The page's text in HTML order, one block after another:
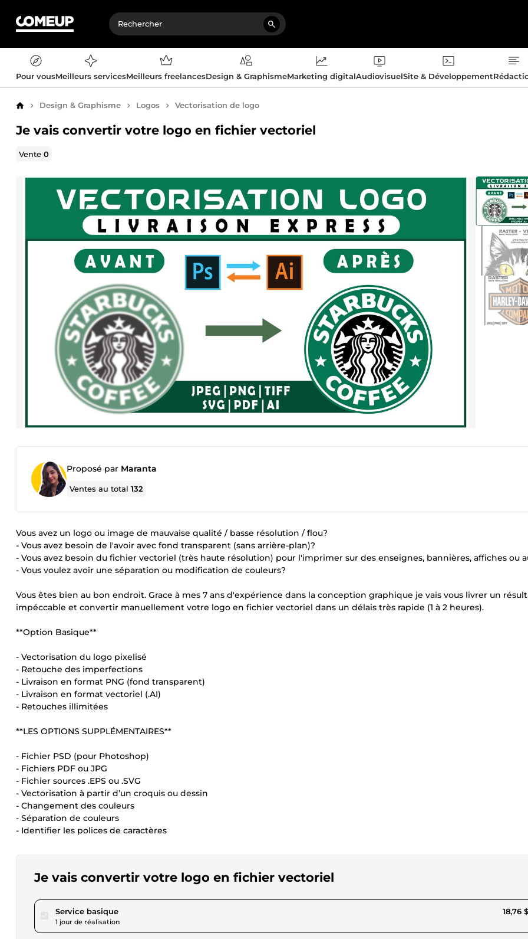
Pour vousMeilleurs servicesMeilleurs freelancesDesign & GraphismeMarketing digitalAudiovisuelSite & Développement
AccueilDesign & Graphisme Logos Vectorisation de logo
Je vais convertir votre logo en fichier vectoriel
Vente0
Proposé par Maranta
Ventes au total132
Vous avez un logo ou image de mauvaise qualité / basse résolution / flou?
- Vous avez besoin de l'avoir avec fond transparent (sans arrière-plan)?
- Vous avez besoin du fichier vectoriel (très haute résolution) pour l'imprimer sur des enseignes, bannières, affiches ou
- Vous voulez avoir une séparation ou modification de couleurs?
Vous êtes bien au bon endroit. Grace à mes 7 ans d'expérience dans la conception graphique je vais vous livrer un
impéccable et convertir manuellement votre logo en fichier vectoriel dans un délais très rapide (1 à 2 heures).
**Option Basique**
- Vectorisation du logo pixelisé
- Retouche des imperfections
- Livraison en format PNG (fond transparent)
- Livraison en format vectoriel (.AI)
- Retouches illimitées
**LES OPTIONS SUPPLÉMENTAIRES**
- Fichier PSD (pour Photoshop)
- Fichiers PDF ou JPG
- Fichier sources .EPS ou .SVG
- Vectorisation à partir d’un croquis ou dessin
- Changement des couleurs
- Séparation de couleurs
- Identifier les polices de caractères
Je vais convertir votre logo en fichier vectoriel
Service basiquepour 17,29 $US
1 jour de réalisation
18,76